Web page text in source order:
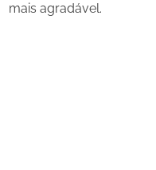
mais agradável.